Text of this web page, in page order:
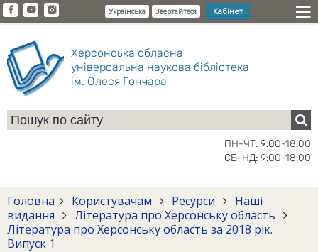
Українська Звертайтеся Кабінет
Херсонська обласна
універсальна наукова бібліотека
ім. Олеся Гончара
ПН-ЧТ: 9:00-18:00
СБ-НД: 9:00-18:00
Головна Користувачам Ресурси
Наші
видання
Література про Херсонську область
Література про Херсонську область за 2018 рік.
Випуск 1